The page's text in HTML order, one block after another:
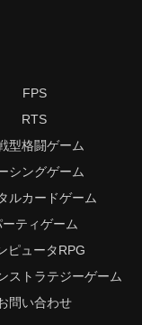
FPS
RTS
型格闘ゲーム
シングゲーム
ルカードゲーム
ーティゲーム
ピュータRPG
ストラテジーゲーム
問い合わせ